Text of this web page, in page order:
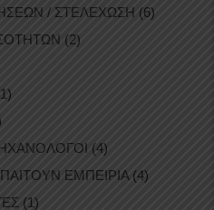
/ ΣΤΕΛΕΧΩΣΗ (6)
(2)
(4)
ΕΜΠΕΙΡΙΑ(4)
(1)